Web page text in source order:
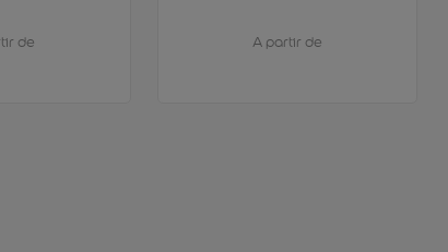
de A partir de